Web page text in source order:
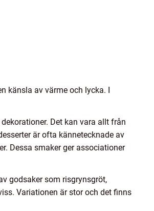
känsla av värme och lycka. I
Det kan vara allt från
är ofta kännetecknade av
Dessa smaker ger associationer
godsaker som risgrynsgröt,
Variationen är stor och det finns